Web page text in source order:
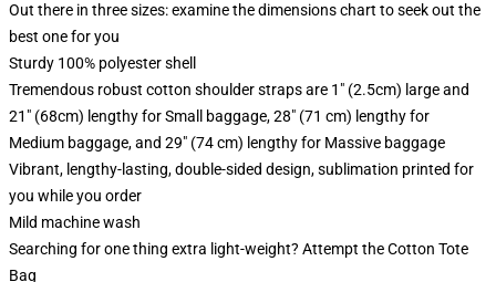
Out there in three sizes: examine the dimensions chart to seek out the
best one for you
Sturdy 100% polyester shell
Tremendous robust cotton shoulder straps are 1" (2.5cm) large and
21" (68cm) lengthy for Small baggage, 28" (71 cm) lengthy for
Medium baggage, and 29" (74 cm) lengthy for Massive baggage
Vibrant, lengthy-lasting, double-sided design, sublimation printed for
you while you order
Mild machine wash
Searching for one thing extra light-weight? Attempt the Cotton Tote
Bag